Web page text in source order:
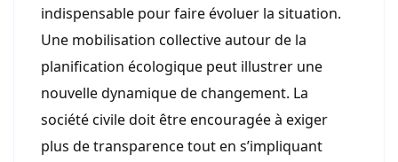
indispensable pour faire évoluer la situation.
Une mobilisation collective autour de la
planification écologique peut illustrer une
nouvelle dynamique de changement. La
société civile doit être encouragée à exiger
plus de transparence tout en s’impliquant